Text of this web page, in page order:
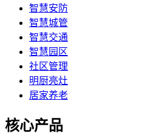
智慧安防
智慧城管
智慧交通
智慧园区
社区管理
明厨亮灶
居家养老
核心产品